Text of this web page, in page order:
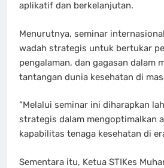
aplikatif dan berkelanjutan.
Menurutnya, seminar
wadah strategis untuk bertukar
pengalaman, dan gagasan dalam
tantangan dunia kesehatan di
“Melalui seminar ini diharapkan
strategis dalam mengoptimalkan
kapabilitas tenaga kesehatan di
Sementara itu, Ketua STIKes